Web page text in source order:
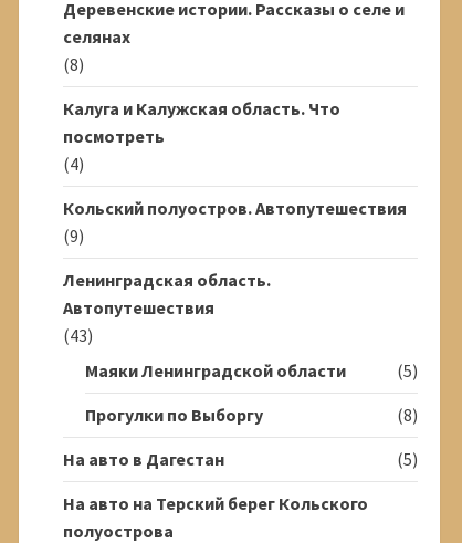
Деревенские истории. Рассказы о селе и
селянах
(8)
Калуга и Калужская область. Что
посмотреть
(4)
Кольский полуостров. Автопутешествия
(9)
Ленинградская область.
Автопутешествия
(43)
Маяки Ленинградской области
(5)
Прогулки по Выборгу
(8)
На авто в Дагестан
(5)
На авто на Терский берег Кольского
полуострова